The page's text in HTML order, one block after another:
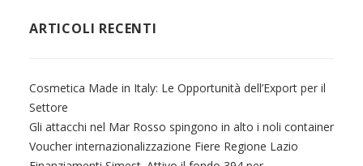
ARTICOLI RECENTI
Cosmetica Made in Italy: Le Opportunità dell’Export per il
Settore
Gli attacchi nel Mar Rosso spingono in alto i noli container
Voucher internazionalizzazione Fiere Regione Lazio